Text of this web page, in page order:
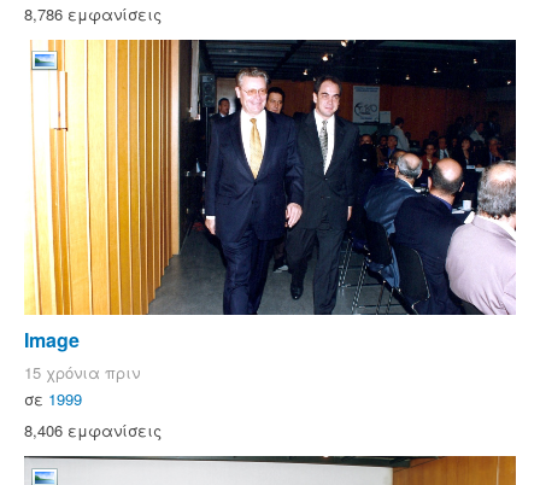
8,786 εμφανίσεις
Image
15 χρόνια πριν
σε 1999
8,406 εμφανίσεις